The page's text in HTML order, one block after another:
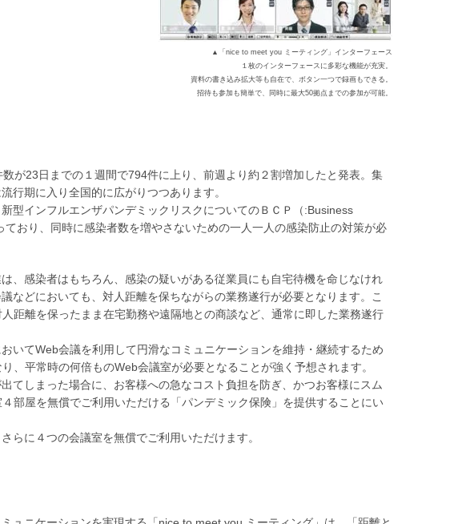
▲「nice to meet you ミーティング」インターフェース
１枚のインターフェースに多彩な機能が充実。
資料の書き込み拡大等も自在で、ボタン一つで録画もできる。
招待も参加も簡単で、同時に最大50拠点までの参加が可能。
が23日までの１週間で794件に上り、前週より約２割増加したと発表。集
行期に入り全国的に広がりつつあります。
型インフルエンザパンデミックリスクについてのＢＣＰ（:Business
おり、同時に感染者数を増やさないための一人一人の感染防止の対策が必
、感染者はもちろん、感染の疑いがある従業員にも自宅待機を命じなけれ
などにおいても、対人距離を保ちながらの業務遂行が必要となります。こ
距離を保ったまま在宅勤務や遠隔地との商談など、通常に即した業務遂行
いてWeb会議を利用して円滑なコミュニケーションを維持・継続するため
、平常時の何倍ものWeb会議室が必要となることが強く予想されます。
てしまった場合に、お客様への急なコスト負担を防ぎ、かつお客様にスム
部屋を無償でご利用いただける「パンデミック保険」を提供することにい
らに４つの会議室を無償でご利用いただけます。